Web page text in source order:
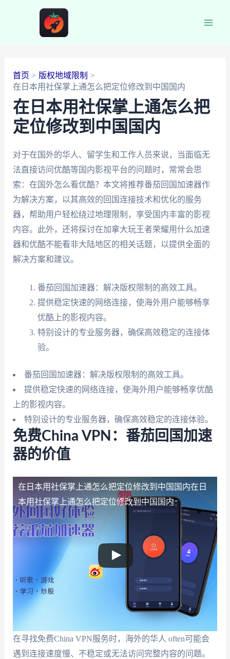
首页
版权地域限制
在日本用社保掌上通怎么把定位修改到中国国内
在日本用社保掌上通怎么把
定位修改到中国国内
对于在国外的华人、留学生和工作人员来说，当面临无
法直接访问优酷等国内影视平台的问题时，常常会思
索：在国外怎么看优酷？本文将推荐番茄回国加速器作
为解决方案，以其高效的回国连接技术和优化的服务
器，帮助用户轻松绕过地理限制，享受国内丰富的影视
内容。此外，还将探讨在加拿大玩王者荣耀用什么加速
器和优酷不能看非大陆地区的相关话题，以提供全面的
解决方案和建议。
番茄回国加速器：解决版权限制的高效工具。
提供稳定快速的网络连接，使海外用户能够畅享
优酷上的影视内容。
特别设计的专业服务器，确保高效稳定的连接体
验。
番茄回国加速器：解决版权限制的高效工具。
提供稳定快速的网络连接，使海外用户能够畅享优酷
上的影视内容。
特别设计的专业服务器，确保高效稳定的连接体验。
免费China VPN：番茄回国加速
器的价值
在日本用社保掌上通怎么把定位修改到中国国内在日
本用社保掌上通怎么把定位修改到中国国内
在寻找免费China VPN服务时，海外的华人 often可能会
遇到连接速度慢、不稳定或无法访问完整内容的问题。